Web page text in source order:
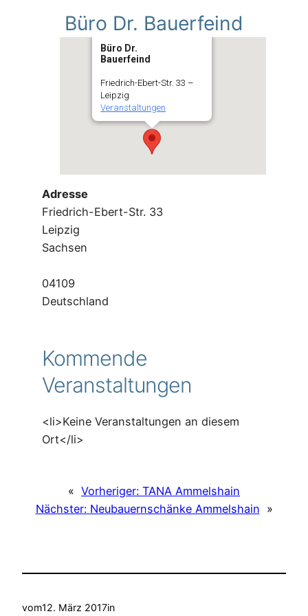
Büro Dr. Bauerfeind
Büro Dr.
Bauerfeind
Friedrich-Ebert-Str. 33 –
Leipzig
Veranstaltungen
Adresse
Friedrich-Ebert-Str. 33
Leipzig
Sachsen
04109
Deutschland
Kommende
Veranstaltungen
<li>Keine Veranstaltungen an diesem
Ort</li>
« Vorheriger: TANA Ammelshain
Nächster: Neubauernschänke Ammelshain »
vom12. März 2017in